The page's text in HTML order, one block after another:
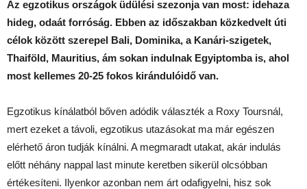
Az egzotikus országok üdülési szezonja van most: idehaza
hideg, odaát forróság. Ebben az időszakban közkedvelt úti
célok között szerepel Bali, Dominika, a Kanári-szigetek,
Thaiföld, Mauritius, ám sokan indulnak Egyiptomba is, ahol
most kellemes 20-25 fokos kirándulóidő van.
Egzotikus kínálatból bőven adódik választék a Roxy Toursnál,
mert ezeket a távoli, egzotikus utazásokat ma már egészen
elérhető áron tudják kínálni. A megmaradt utakat, akár indulás
előtt néhány nappal last minute keretben sikerül olcsóbban
értékesíteni. Ilyenkor azonban nem árt odafigyelni, hisz sok